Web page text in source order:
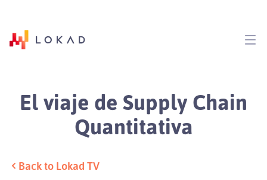
El viaje de Supply Chain
Quantitativa
Back to Lokad TV